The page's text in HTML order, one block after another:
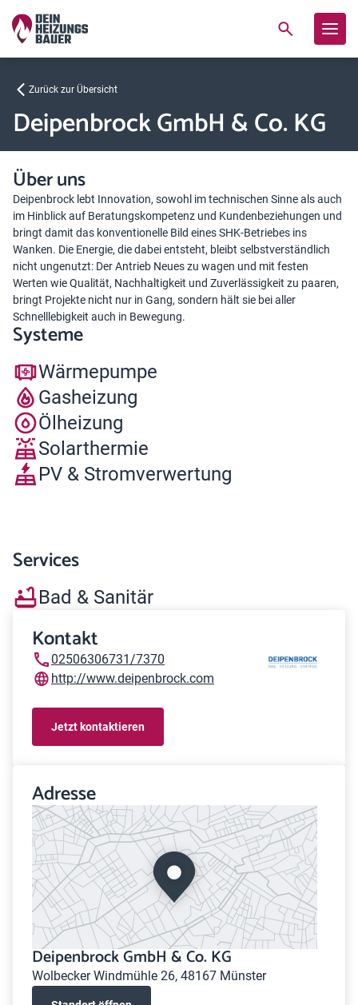
Zurück zur Übersicht
Deipenbrock GmbH & Co. KG
Über uns
Deipenbrock lebt Innovation, sowohl im technischen Sinne als auch
im Hinblick auf Beratungskompetenz und Kundenbeziehungen und
bringt damit das konventionelle Bild eines SHK-Betriebes ins
Wanken. Die Energie, die dabei entsteht, bleibt selbstverständlich
nicht ungenutzt: Der Antrieb Neues zu wagen und mit festen
Werten wie Qualität, Nachhaltigkeit und Zuverlässigkeit zu paaren,
bringt Projekte nicht nur in Gang, sondern hält sie bei aller
Schnelllebigkeit auch in Bewegung.
Systeme
Wärmepumpe
Gasheizung
Ölheizung
Solarthermie
PV & Stromverwertung
Services
Bad & Sanitär
Kontakt
02506306731/7370
http://www.deipenbrock.com
Jetzt kontaktieren
Adresse
Deipenbrock GmbH & Co. KG
Wolbecker Windmühle 26, 48167 Münster